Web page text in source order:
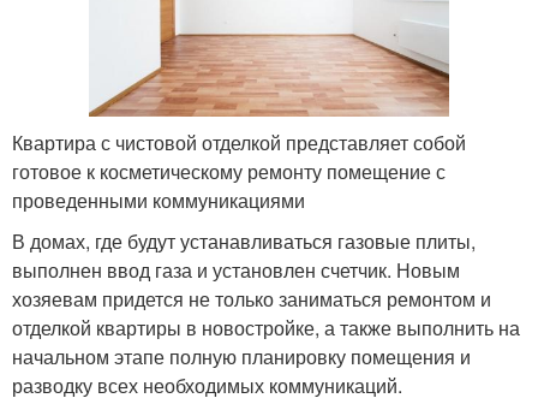
Квартира с чистовой отделкой представляет собой
готовое к косметическому ремонту помещение с
проведенными коммуникациями
В домах, где будут устанавливаться газовые плиты,
выполнен ввод газа и установлен счетчик. Новым
хозяевам придется не только заниматься ремонтом и
отделкой квартиры в новостройке, а также выполнить на
начальном этапе полную планировку помещения и
разводку всех необходимых коммуникаций.